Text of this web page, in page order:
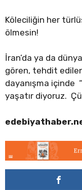
Köleciliğin her
ölmesin!
İran’da ya da
gören, tehdit
dayanışma içinde
yaşatır diyoruz.